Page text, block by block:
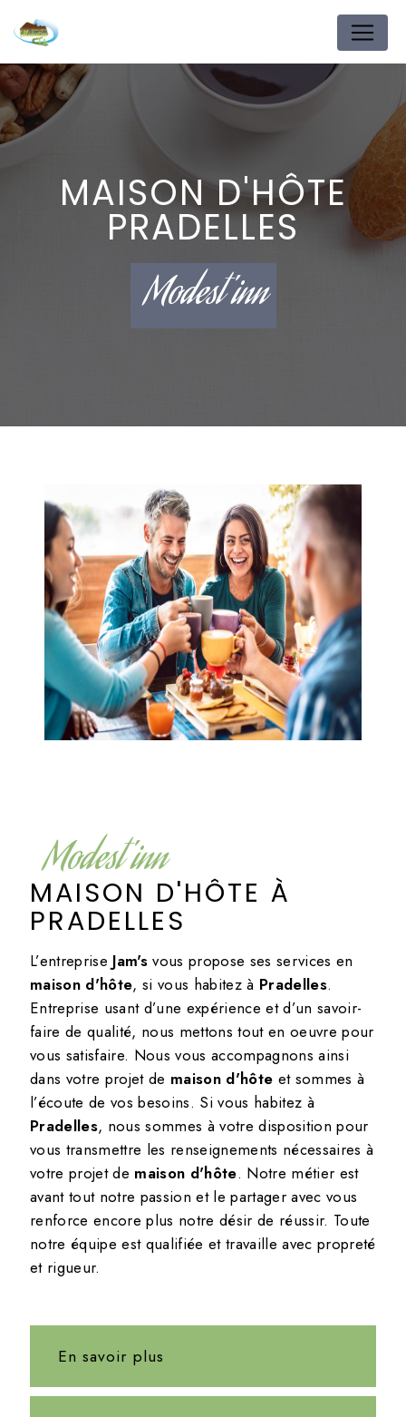
MAISON D'HÔTE
PRADELLES
Modest'inn
Modest'inn
MAISON D'HÔTE À
PRADELLES
L’entreprise Jam's vous propose ses services en
maison d'hôte, si vous habitez à Pradelles.
Entreprise usant d’une expérience et d’un savoir-
faire de qualité, nous mettons tout en oeuvre pour
vous satisfaire. Nous vous accompagnons ainsi
dans votre projet de maison d'hôte et sommes à
l’écoute de vos besoins. Si vous habitez à
Pradelles, nous sommes à votre disposition pour
vous transmettre les renseignements nécessaires à
votre projet de maison d'hôte. Notre métier est
avant tout notre passion et le partager avec vous
renforce encore plus notre désir de réussir. Toute
notre équipe est qualifiée et travaille avec propreté
et rigueur.
En savoir plus